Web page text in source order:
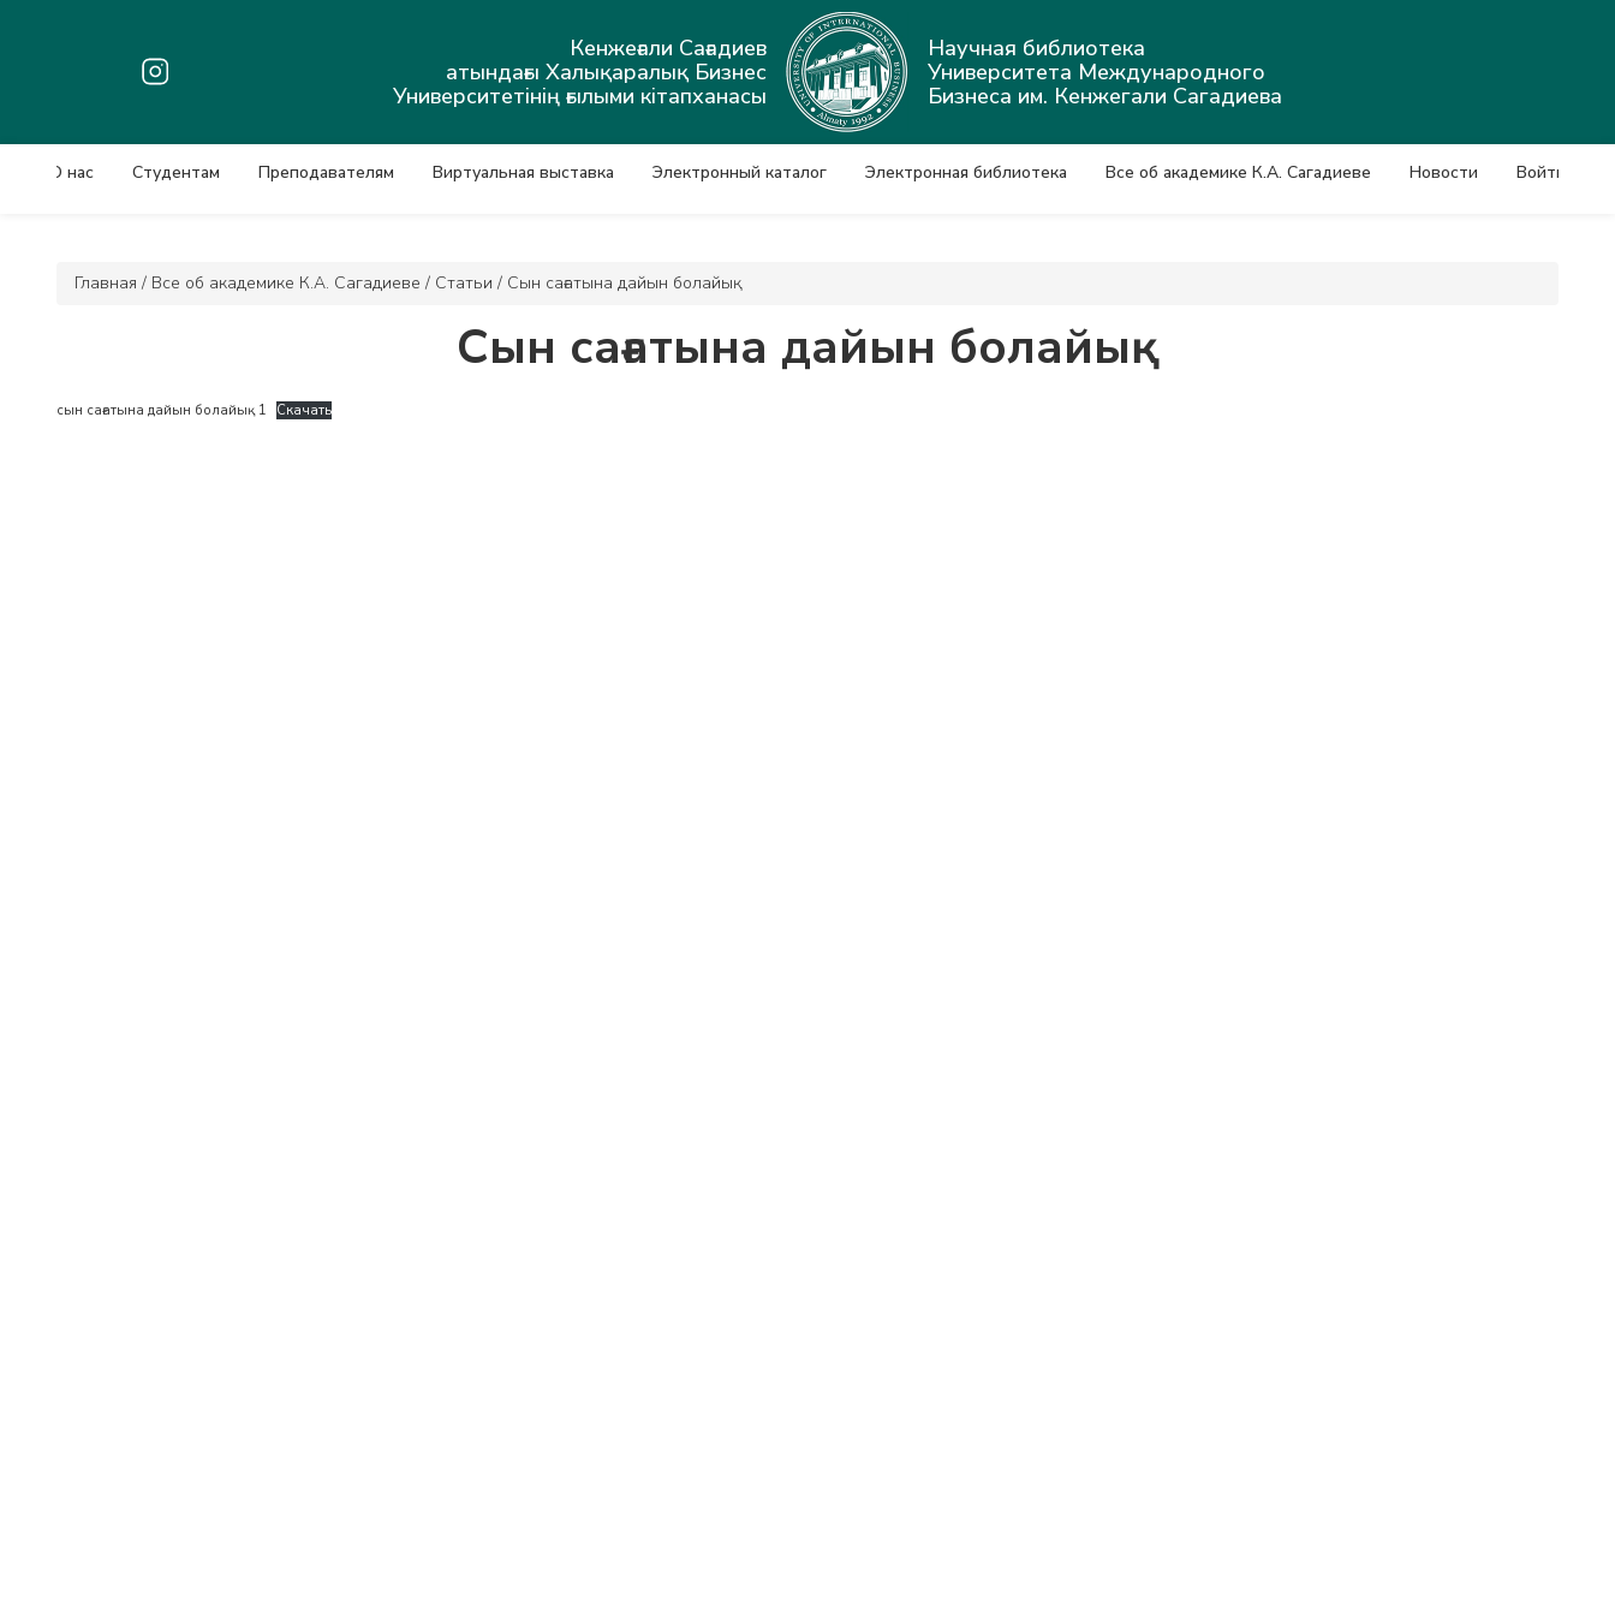
Кенжеғали Сағадиев
атындағы Халықаралық Бизнес
Университетінің ғылыми кітапханасы
Научная библиотека
Университета Международного
Бизнеса им. Кенжегали Сагадиева
О нас Студентам Преподавателям Виртуальная выставка Электронный каталог Электронная библиотека Все об академике К.А. Сагадиеве Новости Войти
Главная / Все об академике К.А. Сагадиеве / Статьи / Сын сағатына дайын болайық
Сын сағатына дайын болайық
сын сағатына дайын болайық 1 Скачать